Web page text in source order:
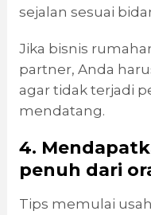
sejalan sesuai
Jika bisnis
partner, Anda
agar tidak terjadi
mendatang.
4.
penuh dari
Tips memulai